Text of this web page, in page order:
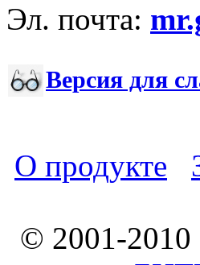
Эл. почта:
Версия для
О продукте
© 2001-2010